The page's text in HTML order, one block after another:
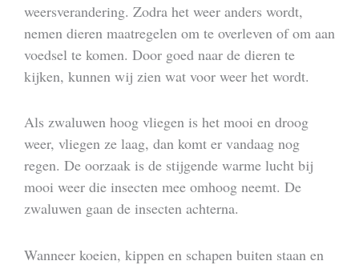
weersverandering. Zodra het weer anders wordt,
nemen dieren maatregelen om te overleven of om aan
voedsel te komen. Door goed naar de dieren te
kijken, kunnen wij zien wat voor weer het wordt.
Als zwaluwen hoog vliegen is het mooi en droog
weer, vliegen ze laag, dan komt er vandaag nog
regen. De oorzaak is de stijgende warme lucht bij
mooi weer die insecten mee omhoog neemt. De
zwaluwen gaan de insecten achterna.
Wanneer koeien, kippen en schapen buiten staan en